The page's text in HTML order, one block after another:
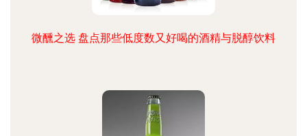
微醺之选 盘点那些低度数又好喝的酒精与脱醇饮料